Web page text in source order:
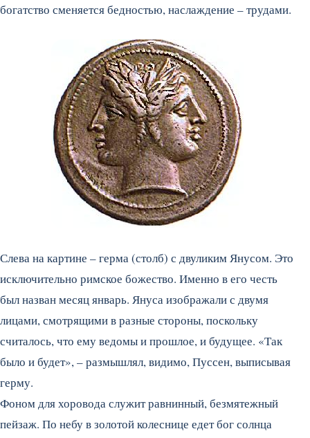
богатство сменяется бедностью, наслаждение – трудами.
Слева на картине – герма (столб) с двуликим Янусом. Это
исключительно римское божество. Именно в его честь
был назван месяц январь. Януса изображали с двумя
лицами, смотрящими в разные стороны, поскольку
считалось, что ему ведомы и прошлое, и будущее. «Так
было и будет», – размышлял, видимо, Пуссен, выписывая
герму.
Фоном для хоровода служит равнинный, безмятежный
пейзаж. По небу в золотой колеснице едет бог солнца